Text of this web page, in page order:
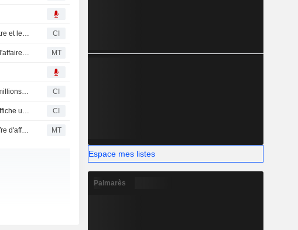
Résultats financiers du Groupe TAL Education pour le deuxième trimestre et le semestre clos au 31 août 2025 CI
Résultats trimestriels de TAL Education : bénéfice non-GAAP et chiffre d'affaires en hausse, le titre progresse avant l'ouverture MT
TAL Education Group lance un programme de rachat d'actions de 600 millions de dollars CI
Résultats financiers du premier trimestre 2025 : TAL Education Group affiche une forte progression CI
Résultats du premier trimestre fiscal de TAL Education : bénéfice et chiffre d'affaires en hausse, l'action progresse avant l'ouverture MT
Espace mes listes
Palmarès